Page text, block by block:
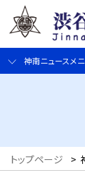
神南ニュースメ
トップページ >